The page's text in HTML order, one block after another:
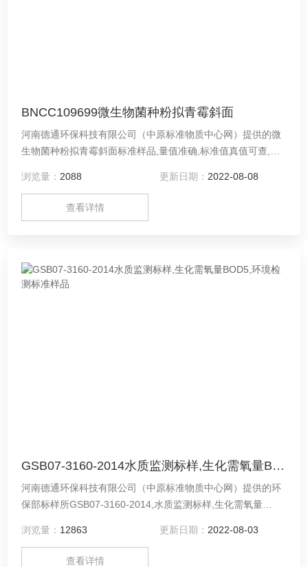
BNCC109699微生物菌种粉拟青霉斜面
河南德通环保科技有限公司（中原标准物质中心网）提供的微
生物菌种粉拟青霉斜面标准样品,量值准确,标准值真值可查,批
浏览量： 2088 更新日期： 2022-08-08
查看详情
GSB07-3160-2014水质监测标样,生化需氧量BOD5,环境检测标准样品
河南德通环保科技有限公司（中原标准物质中心网）提供的环
保部标样所GSB07-3160-2014,水质监测标样,生化需氧量
提供标准样品证书.
浏览量： 12863 更新日期： 2022-08-03
查看详情